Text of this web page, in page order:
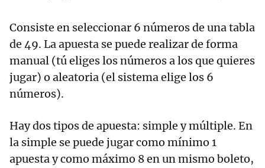
Consiste en seleccionar 6 números de una tabla
de 49. La apuesta se puede realizar de forma
manual (tú eliges los números a los que quieres
jugar) o aleatoria (el sistema elige los 6
números).
Hay dos tipos de apuesta: simple y múltiple. En
la simple se puede jugar como mínimo 1
apuesta y como máximo 8 en un mismo boleto,